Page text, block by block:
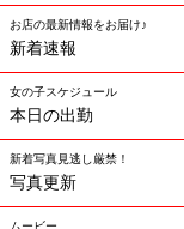
お店の最新情報をお届け♪
新着速報
女の子スケジュール
本日の出勤
新着写真見逃し厳禁！
写真更新